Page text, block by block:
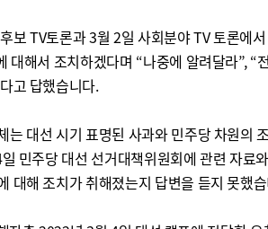
보 TV토론과 3월 2일 사회분야 TV 토론에
대해서 조치하겠다며 “나중에 알려달라”, “
고 답했습니다.
는 대선 시기 표명된 사과와 민주당 차원의
민주당 대선 선거대책위원회에 관련 자료
대해 조치가 취해졌는지 답변을 듣지 못했